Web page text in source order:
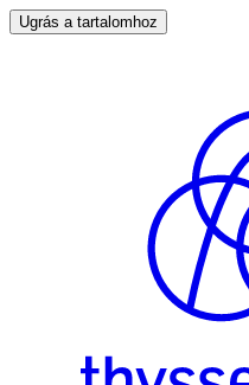
Ugrás a tartalomhoz